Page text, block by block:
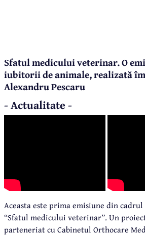
Sfatul medicului veterinar. O
iubitorii de animale, realizată
Alexandru Pescaru
- Actualitate -
Aceasta este prima emisiune din
“Sfatul medicului veterinar”. Un
parteneriat cu Cabinetul Orthocare